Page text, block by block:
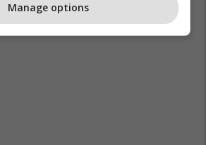
Manage options